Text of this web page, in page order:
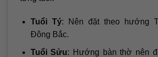
Tuổi Tý: Nên đặt theo hướng
Đông Bắc.
Tuổi Sửu: Hướng bàn thờ nên